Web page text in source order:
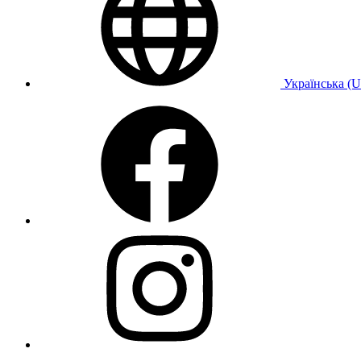
Українська